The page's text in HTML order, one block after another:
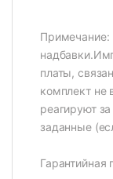
Примечание:
платы,
комплект не
реагируют
заданные
Гарантийная